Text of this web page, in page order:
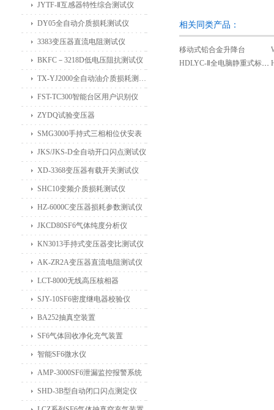
相关同类产品：
移动式铅合金升降台
HDLYC-Ⅱ全电脑静重式标准测力机（卧式）
JYTF-Ⅱ互感器特性综合测试仪
DY05全自动介质损耗测试仪
3383变压器直流电阻测试仪
BKFC－3218D低电压阻抗测试仪
TX-YJ2000全自动油介质损耗测试仪
FST-TC300智能台区用户识别仪
ZYDQ试验变压器
SMG3000手持式三相相位伏安表
JKS/JKS-D全自动开口闪点测试仪
XD-3368变压器有载开关测试仪
SHC10变频介质损耗测试仪
HZ-6000C变压器损耗参数测试仪
JKCD80SF6气体纯度分析仪
KN3013手持式变压器变比测试仪
AK-ZR2A变压器直流电阻测试仪
LCT-8000无线高压核相器
SJY-10SF6密度继电器校验仪
BA252抽真空装置
SF6气体回收净化充气装置
智能SF6微水仪
AMP-3000SF6泄漏监控报警系统
SHD-3B型自动闭口闪点测定仪